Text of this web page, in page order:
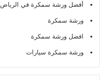
أفضل ورشة سمكرة في الرياض
ورشة سمكرة
افضل ورشة سمكرة
ورشة سمكرة سيارات